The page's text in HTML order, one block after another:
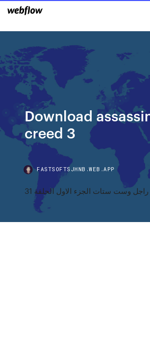
Download
creed 3
FASTSOFTSJHNB.WEB.APP
وست ستات الجزء الاول الحلقة 31